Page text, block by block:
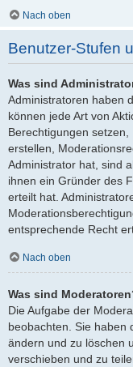
Nach oben
Benutzer-Stufen
Was sind
Administratoren haben
können jede Art von
Berechtigungen
erstellen,
Administrator hat, sind
ihnen ein Gründer des
erteilt hat.
entsprechende Recht
Nach oben
Was sind
Die Aufgabe der
beobachten. Sie haben
ändern und zu löschen
verschieben und zu